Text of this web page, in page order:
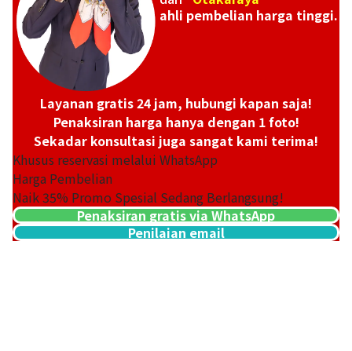
ahli pembelian harga tinggi.
Layanan gratis 24 jam, hubungi kapan saja!
Penaksiran harga hanya dengan 1 foto!
Sekadar konsultasi juga sangat kami terima!
Khusus reservasi melalui WhatsApp
Harga Pembelian
Naik35% Promo Spesial Sedang Berlangsung!
Penaksiran gratis via WhatsApp
Penilaian email